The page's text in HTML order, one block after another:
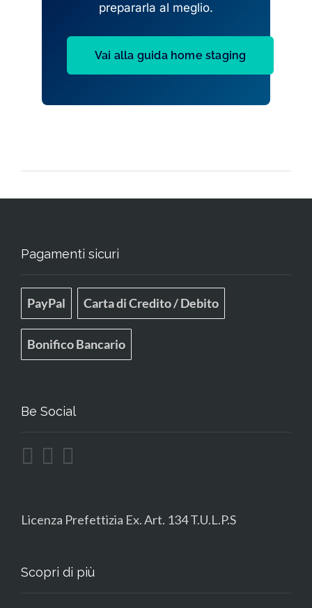
prepararla al meglio.
Vai alla guida home staging
Pagamenti sicuri
PayPal Carta di Credito / Debito
Bonifico Bancario
Be Social
Licenza Prefettizia Ex. Art. 134 T.U.L.P.S
Scopri di più